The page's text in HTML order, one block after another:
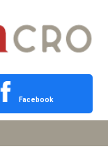
Facebook